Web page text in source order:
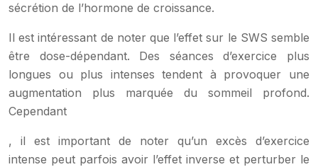
sécrétion de l’hormone de croissance.
Il est intéressant de noter que l’effet sur le SWS semble
être dose-dépendant. Des séances d’exercice plus
longues ou plus intenses tendent à provoquer une
augmentation plus marquée du sommeil profond.
Cependant
, il est important de noter qu’un excès d’exercice
intense peut parfois avoir l’effet inverse et perturber le